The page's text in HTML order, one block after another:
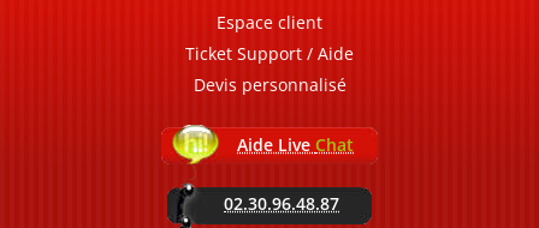
Espace client
Ticket Support / Aide
Devis personnalisé
Aide Live Chat
02.30.96.48.87